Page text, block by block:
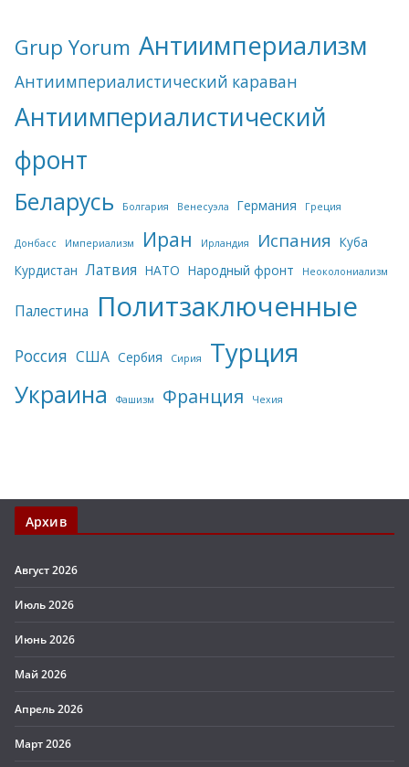
Grup Yorum Антиимпериализм
Антиимпериалистический караван
Антиимпериалистический
фронт
Беларусь Болгария Венесуэла Германия Греция
Донбасс Империализм Иран Ирландия Испания Куба
Курдистан Латвия НАТО Народный фронт Неоколониализм
Палестина Политзаключенные
Россия США Сербия Сирия Турция
Украина Фашизм Франция Чехия
Архив
Август 2026
Июль 2026
Июнь 2026
Май 2026
Апрель 2026
Март 2026